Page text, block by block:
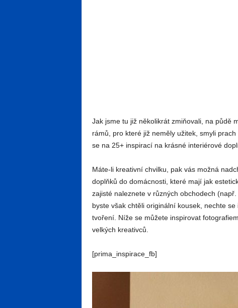
Jak jsme tu již několikrát zmiňovali, na půdě
rámů, pro které již neměly užitek, smyli
se na 25+ inspirací na krásné interiérové
Máte-li kreativní chvilku, pak vás možná
doplňků do domácnosti, které mají jak
zajisté naleznete v různých obchodech
byste však chtěli originální kousek, nechte
tvoření. Níže se můžete inspirovat
velkých kreativců.
[prima_inspirace_fb]